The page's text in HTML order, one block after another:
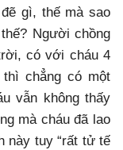
gì, thế mà sao
Người chồng
có với cháu 4
chẳng có một
vẫn không thấy
mà cháu đã lao
này tuy “rất tử tế